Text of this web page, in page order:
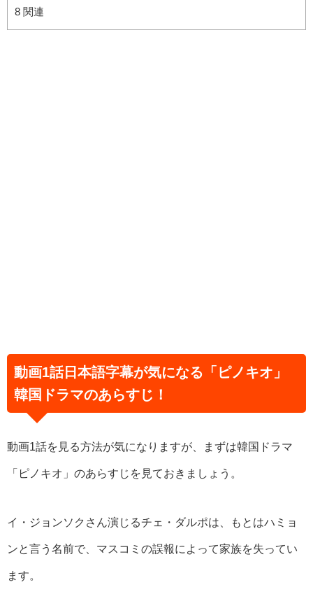
8 関連
動画1話日本語字幕が気になる「ピノキオ」
韓国ドラマのあらすじ！
動画1話を見る方法が気になりますが、まずは韓国ドラマ
「ピノキオ」のあらすじを見ておきましょう。
イ・ジョンソクさん演じるチェ・ダルポは、もとはハミョ
ンと言う名前で、マスコミの誤報によって家族を失ってい
ます。